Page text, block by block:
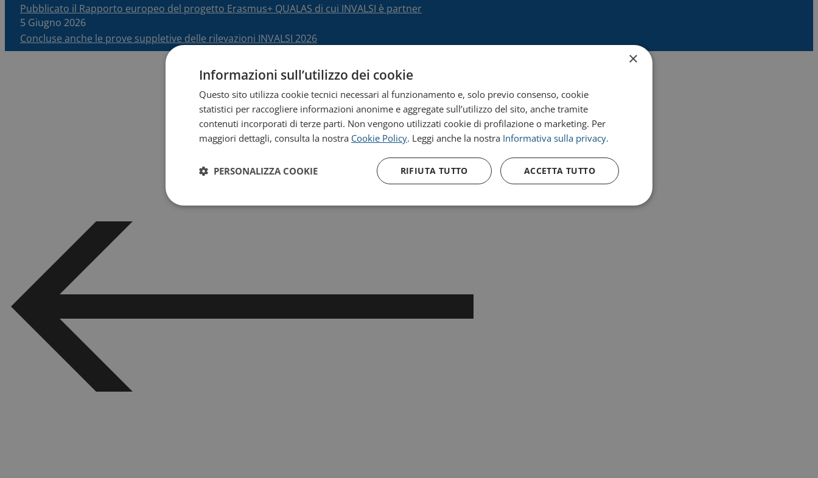
Pubblicato il Rapporto europeo del progetto Erasmus+ QUALAS di cui INVALSI è partner
5 Giugno 2026
Concluse anche le prove suppletive delle rilevazioni INVALSI 2026
×
Informazioni sull’utilizzo dei cookie
Questo sito utilizza cookie tecnici necessari al funzionamento e, solo previo consenso, cookie
statistici per raccogliere informazioni anonime e aggregate sull’utilizzo del sito, anche tramite
contenuti incorporati di terze parti. Non vengono utilizzati cookie di profilazione o marketing. Per
maggiori dettagli, consulta la nostra Cookie Policy. Leggi anche la nostra Informativa sulla privacy.
ACCETTA TUTTO
RIFIUTA TUTTO
PERSONALIZZA COOKIE